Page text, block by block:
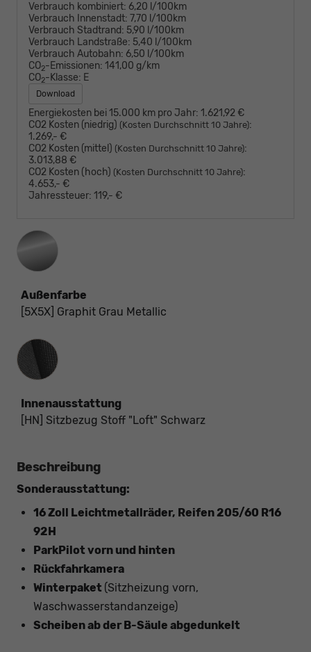
Verbrauch kombiniert: 6,20 l/100km
Verbrauch Innenstadt: 7,70 l/100km
Verbrauch Stadtrand: 5,90 l/100km
Verbrauch Landstraße: 5,40 l/100km
Verbrauch Autobahn: 6,50 l/100km
CO2-Emissionen: 141,00 g/km
CO2-Klasse: E
Download
Energiekosten bei 15.000 km pro Jahr: 1.621,92 €
CO2 Kosten (niedrig) (Kosten Durchschnitt 10 Jahre):
1.269,- €
CO2 Kosten (mittel) (Kosten Durchschnitt 10 Jahre):
3.013,88 €
CO2 Kosten (hoch) (Kosten Durchschnitt 10 Jahre):
4.653,- €
Jahressteuer: 119,- €
Außenfarbe
[5X5X] Graphit Grau Metallic
Innenausstattung
Innenausstattung
[HN] Sitzbezug Stoff "Loft" Schwarz
Beschreibung
Sonderausstattung:
16 Zoll Leichtmetallräder, Reifen 205/60 R16
92H
ParkPilot vorn und hinten
Rückfahrkamera
Winterpaket (Sitzheizung vorn,
Waschwasserstandanzeige)
Scheiben ab der B-Säule abgedunkelt